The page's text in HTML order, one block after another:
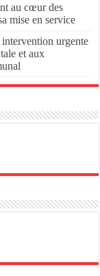
au cœur des
mise en service
urgente
et aux